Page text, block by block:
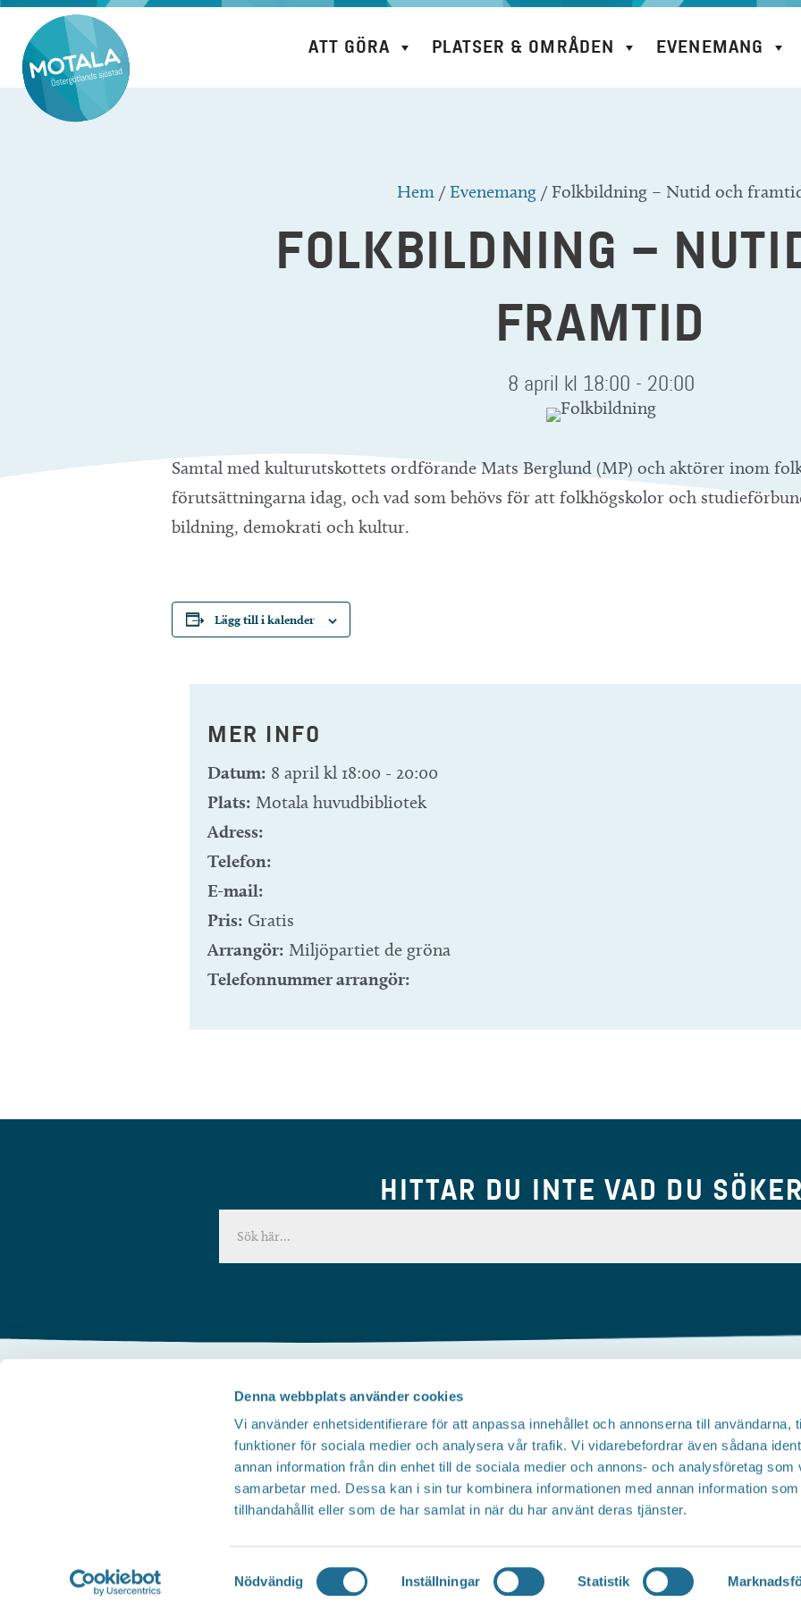
Denna webbplats använder cookies
Vi använder enhetsidentifierare för att anpassa innehållet och annonserna till användarna,
funktioner för sociala medier och analysera vår trafik. Vi vidarebefordrar även sådana
annan information från din enhet till de sociala medier och annons- och analysföretag som
samarbetar med. Dessa kan i sin tur kombinera informationen med annan information
tillhandahållit eller som de har samlat in när du har använt deras tjänster.
Samtyckesval
Nödvändig Inställningar Statistik
Hoppa
innehåll
ATT GÖRA PLATSER & OMRÅDEN EVENEMANG
Hem/Evenemang/ Folkbildning – Nutid och
FOLKBILDNING –
FRAMTID
8 april kl 18:00 - 20:00
Samtal med kulturutskottets ordförande Mats Berglund (MP) och aktörer inom
förutsättningarna idag, och vad som behövs för att folkhögskolor och
bildning, demokrati och kultur.
Lägg till i kalender
MER INFO
Datum: 8 april kl 18:00 - 20:00
Plats: Motala huvudbibliotek
Adress:
Telefon:
E-mail:
Pris: Gratis
Arrangör: Miljöpartiet de gröna
Telefonnummer arrangör:
HITTAR DU INTE VAD DU
Om webbplatsen
Tillgänglighetsredogörelse
Integritetspolicy
Översätt